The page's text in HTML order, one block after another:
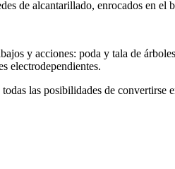
de alcantarillado, enrocados en
y acciones: poda y tala de
electrodependientes.
las posibilidades de